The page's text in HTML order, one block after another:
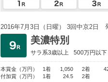
2016年7月3日（日曜） 3回中京2日
美濃特別
サラ系3歳以上 500万円以下
本賞金 （万円） 1着 1,050 2着
付加賞 （万円） 1着 24.5 2着